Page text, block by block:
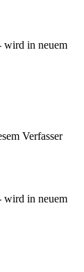
wird in neuem
Verfasser
wird in neuem